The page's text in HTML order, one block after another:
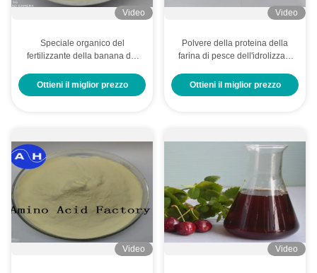
Video
Speciale organico del
fertilizzante della banana del
calcio per la piantatura della
banana
Ottieni il miglior prezzo
Video
Polvere della proteina della
farina di pesce dell'idrolizzato
del merluzzo (15-1-1)
Ottieni il miglior prezzo
Video Video